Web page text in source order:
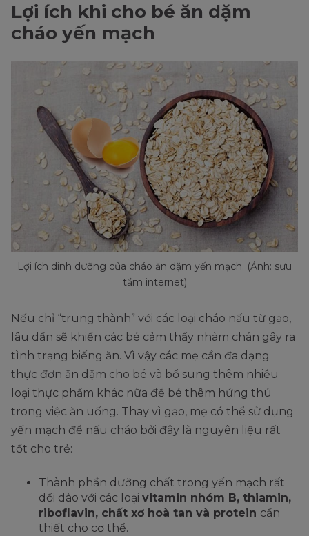
Lợi ích khi cho bé ăn dặm
cháo yến mạch
Lợi ích dinh dưỡng của cháo ăn dặm yến mạch. (Ảnh: sưu
tầm internet)
Nếu chỉ “trung thành” với các loại cháo nấu từ gạo,
lâu dần sẽ khiến các bé cảm thấy nhàm chán gây ra
tình trạng biếng ăn. Vì vậy các mẹ cần đa dạng
thực đơn ăn dặm cho bé và bổ sung thêm nhiều
loại thực phẩm khác nữa để bé thêm hứng thú
trong việc ăn uống. Thay vì gạo, mẹ có thể sử dụng
yến mạch để nấu cháo bởi đây là nguyên liệu rất
tốt cho trẻ:
Thành phần dưỡng chất trong yến mạch rất
dồi dào với các loại vitamin nhóm B, thiamin,
riboflavin, chất xơ hoà tan và protein cần
thiết cho cơ thể.